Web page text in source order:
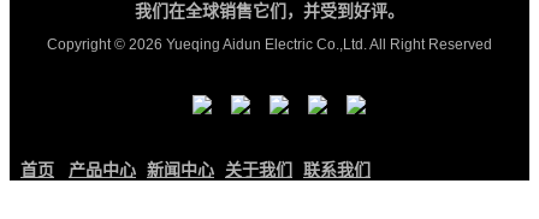
我们在全球销售它们，并受到好评。
Copyright © 2026 Yueqing Aidun Electric Co.,Ltd. All Right Reserved
首页 产品中心 新闻中心 关于我们 联系我们